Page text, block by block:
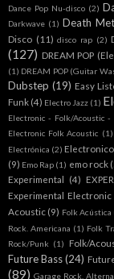
Dance Pop Nu-disco (2)
Darkwave (1) Death
Disco (11) disco rap (2)
(127) DREAM POP
(1) DREAM POP (Guitar
Dubstep (19) Easy
Funk (4) Electro Jazz (1)
Electronic - Folk/Acoustic -
Electronic Folk Acoustic (1)
Electrónica (2)
(9) Emo Rap (1) emo rock
Experimental (4)
Experimental Electronic
Acoustic (9) Folk Acústica
Rock. Americana (1) Folk
Rock/Punk (1) Folk/
Future Bass (24)
(89) Garage Rock.